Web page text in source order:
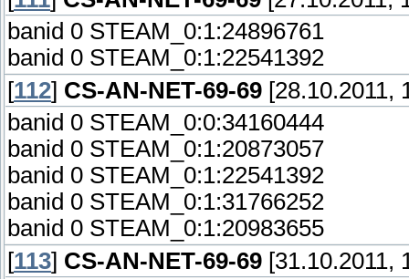
banid 0 STEAM_0:1:24896761
banid 0 STEAM_0:1:22541392
[112] CS-AN-NET-69-69 [28.10.2011,
banid 0 STEAM_0:0:34160444
banid 0 STEAM_0:1:20873057
banid 0 STEAM_0:1:22541392
banid 0 STEAM_0:1:31766252
banid 0 STEAM_0:1:20983655
[113] CS-AN-NET-69-69 [31.10.2011,